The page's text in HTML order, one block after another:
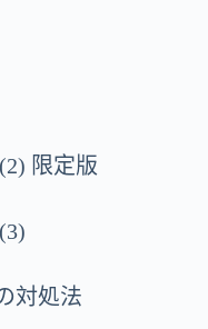
限定版
対処法